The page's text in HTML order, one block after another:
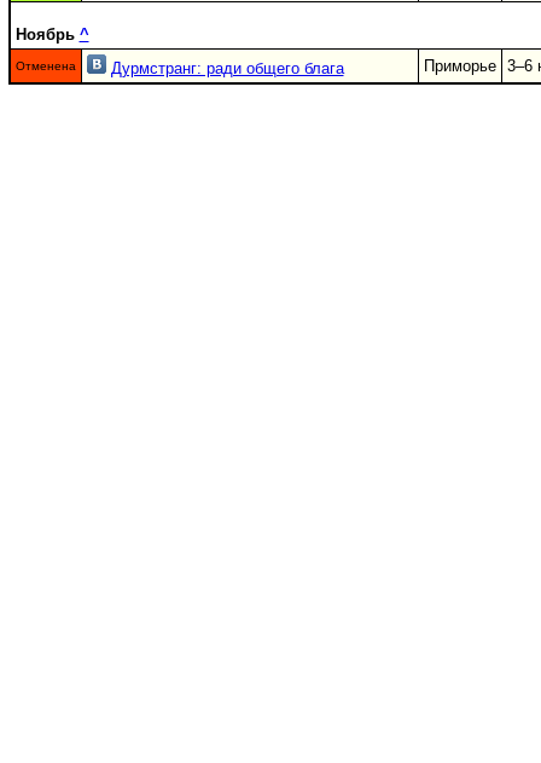
Ноябрь ^
Отменена Дурмстранг: ради общего блага Приморье 3–6